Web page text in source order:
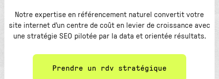
Notre expertise en référencement naturel convertit votre
site internet d'un centre de coût en levier de croissance avec
une stratégie SEO pilotée par la data et orientée résultats.
Prendre un rdv stratégique